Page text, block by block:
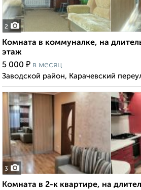
2
Комната в коммуналке, на
этаж
5 000 ₽ в месяц
Заводской район, Карачевский
3
Комната в 2-к квартире, на